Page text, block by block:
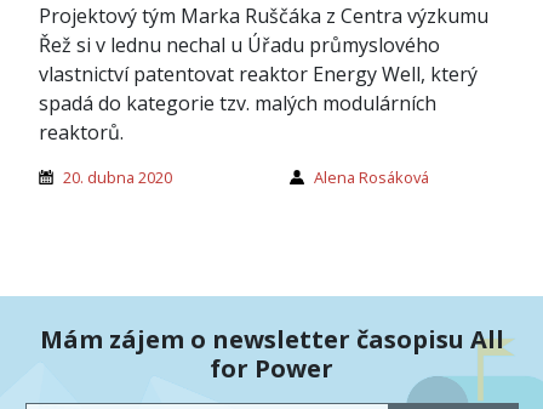
Projektový tým Marka Ruščáka z Centra výzkumu
Řež si v lednu nechal u Úřadu průmyslového
vlastnictví patentovat reaktor Energy Well, který
spadá do kategorie tzv. malých modulárních
reaktorů.
20. dubna 2020 Alena Rosáková
Mám zájem o newsletter časopisu All
for Power